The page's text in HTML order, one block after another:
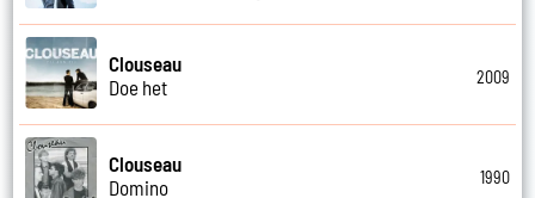
Clouseau
Doe het
2009
Clouseau
Domino
1990